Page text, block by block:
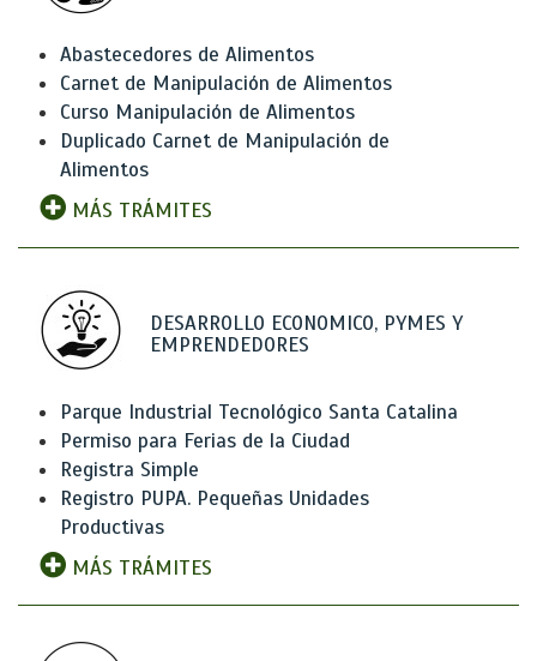
Abastecedores de Alimentos
Carnet de Manipulación de Alimentos
Curso Manipulación de Alimentos
Duplicado Carnet de Manipulación de
Alimentos
MÁS TRÁMITES
DESARROLLO ECONOMICO, PYMES Y
EMPRENDEDORES
Parque Industrial Tecnológico Santa Catalina
Permiso para Ferias de la Ciudad
Registra Simple
Registro PUPA. Pequeñas Unidades
Productivas
MÁS TRÁMITES